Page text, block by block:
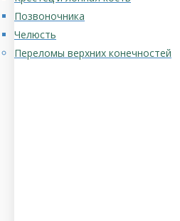
Позвоночника
Челюсть
Переломы верхних конечностей